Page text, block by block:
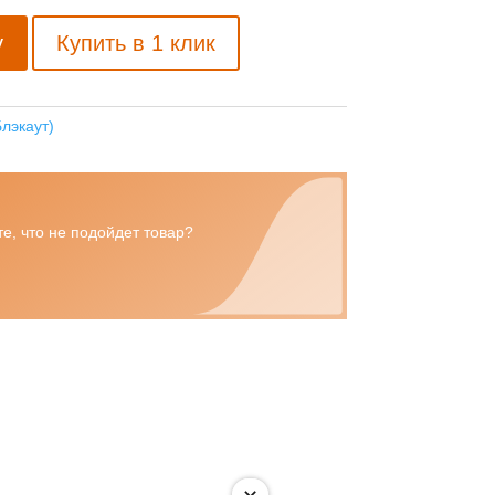
Купить в 1 клик
что не подойдет товар?